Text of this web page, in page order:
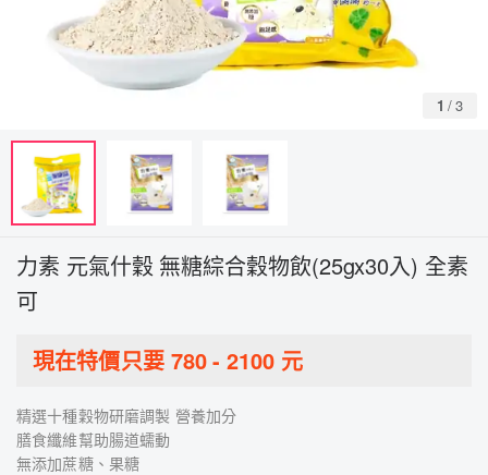
1 /3
力素 元氣什穀 無糖綜合穀物飲(25gx30入) 全素
可
現在特價只要 780- 2100 元
精選十種穀物研磨調製 營養加分
膳食纖維幫助腸道蠕動
無添加蔗糖、果糖